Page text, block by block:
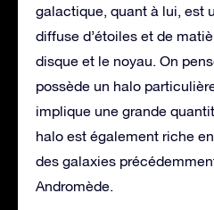
galactique, quant à lui, est
diffuse d’étoiles et de
disque et le noyau. On
possède un halo
implique une grande
halo est également riche
des galaxies
Andromède.